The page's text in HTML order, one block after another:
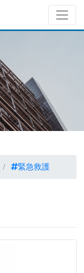
緊急救護